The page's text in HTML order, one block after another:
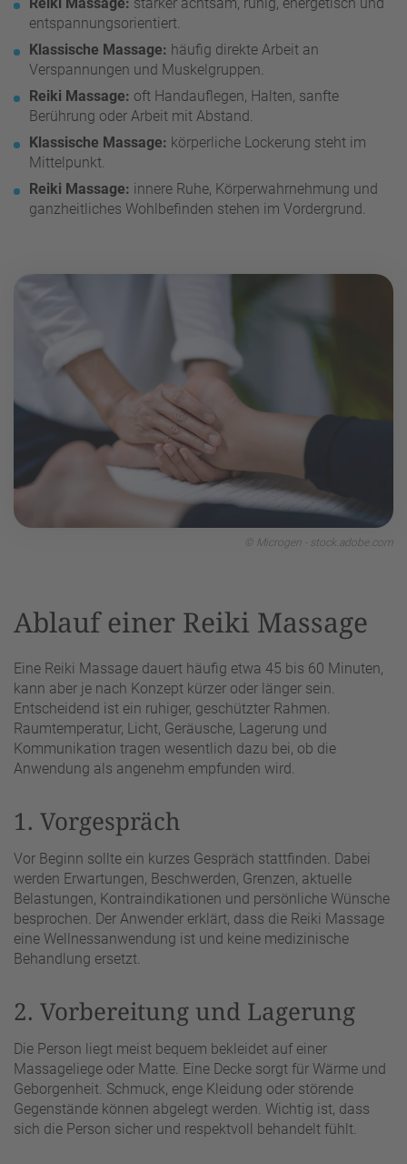
entspannungsorientiert.
Klassische Massage: häufig direkte Arbeit an
Verspannungen und Muskelgruppen.
Reiki Massage: oft Handauflegen, Halten, sanfte
Berührung oder Arbeit mit Abstand.
Klassische Massage: körperliche Lockerung steht im
Mittelpunkt.
Reiki Massage: innere Ruhe, Körperwahrnehmung und
ganzheitliches Wohlbefinden stehen im Vordergrund.
© Microgen - stock.adobe.com
Ablauf einer Reiki Massage
Eine Reiki Massage dauert häufig etwa 45 bis 60 Minuten,
kann aber je nach Konzept kürzer oder länger sein.
Entscheidend ist ein ruhiger, geschützter Rahmen.
Raumtemperatur, Licht, Geräusche, Lagerung und
Kommunikation tragen wesentlich dazu bei, ob die
Anwendung als angenehm empfunden wird.
1. Vorgespräch
Vor Beginn sollte ein kurzes Gespräch stattfinden. Dabei
werden Erwartungen, Beschwerden, Grenzen, aktuelle
Belastungen, Kontraindikationen und persönliche Wünsche
besprochen. Der Anwender erklärt, dass die Reiki Massage
eine Wellnessanwendung ist und keine medizinische
Behandlung ersetzt.
2. Vorbereitung und Lagerung
Die Person liegt meist bequem bekleidet auf einer
Massageliege oder Matte. Eine Decke sorgt für Wärme und
Geborgenheit. Schmuck, enge Kleidung oder störende
Gegenstände können abgelegt werden. Wichtig ist, dass
sich die Person sicher und respektvoll behandelt fühlt.